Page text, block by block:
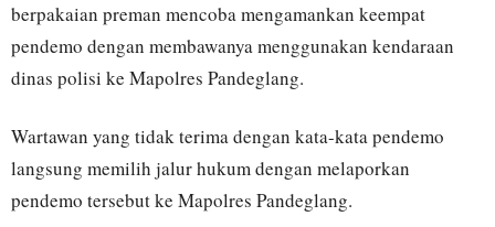
berpakaian preman mencoba mengamankan keempat
pendemo dengan membawanya menggunakan kendaraan
dinas polisi ke Mapolres Pandeglang.
Wartawan yang tidak terima dengan kata-kata pendemo
langsung memilih jalur hukum dengan melaporkan
pendemo tersebut ke Mapolres Pandeglang.